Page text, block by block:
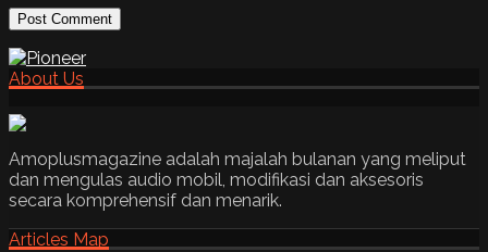
About Us
Amoplusmagazine adalah majalah bulanan yang meliput
dan mengulas audio mobil, modifikasi dan aksesoris
secara komprehensif dan menarik.
Articles Map